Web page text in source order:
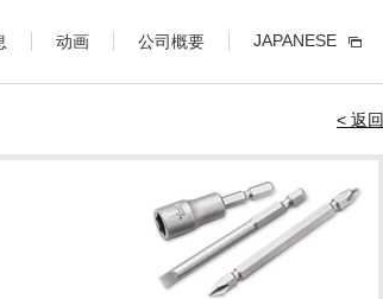
动画 公司概要 JAPANESE
< 返回